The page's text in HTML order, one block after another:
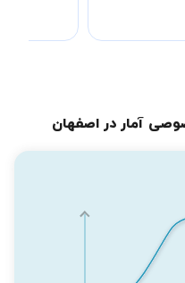
آمار در اصفهان